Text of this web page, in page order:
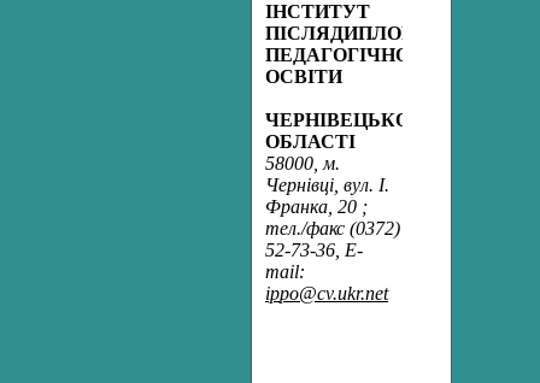
ІНСТИТУТ
ПІСЛЯДИПЛОМНОЇ
ПЕДАГОГІЧНОЇ
ОСВІТИ
ЧЕРНІВЕЦЬКОЇ
ОБЛАСТІ
58000, м.
Чернiвцi, вул. I.
Франка, 20 ;
тел./факс (0372)
52-73-36, Е-
mail:
ippo@cv.ukr.net